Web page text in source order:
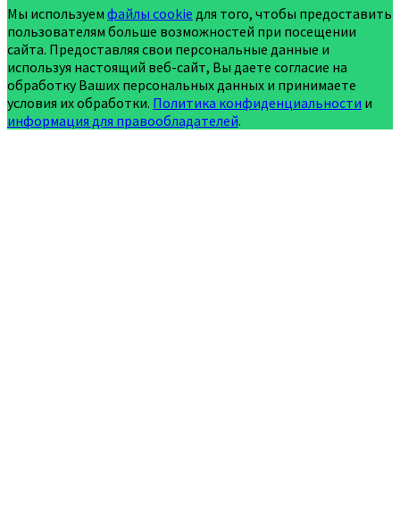
Мы используем файлы cookie для того, чтобы предоставить
пользователям больше возможностей при посещении
сайта. Предоставляя свои персональные данные и
используя настоящий веб-сайт, Вы даете согласие на
обработку Ваших персональных данных и принимаете
условия их обработки. Политика конфиденциальности и
информация для правообладателей.